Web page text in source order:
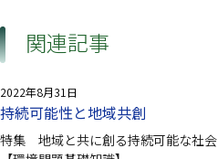
関連記事
2022年8月31日
持続可能性と地域共創
特集 地域と共に創る持続可能な社会